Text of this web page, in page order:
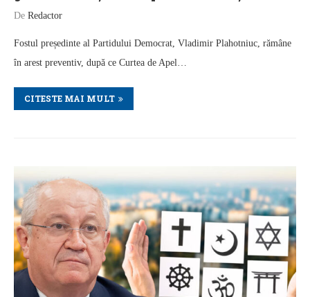
De Redactor
Fostul președinte al Partidului Democrat, Vladimir Plahotniuc, rămâne
în arest preventiv, după ce Curtea de Apel…
CITESTE MAI MULT